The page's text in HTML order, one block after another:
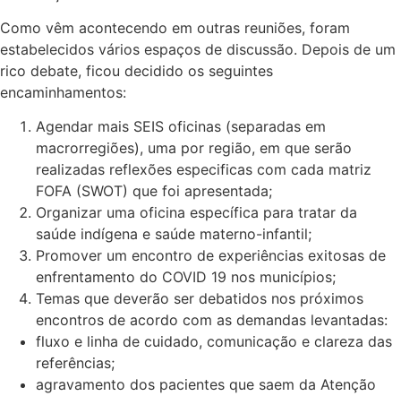
Como vêm acontecendo em outras reuniões, foram
estabelecidos vários espaços de discussão. Depois de um
rico debate, ficou decidido os seguintes
encaminhamentos:
Agendar mais SEIS oficinas (separadas em
macrorregiões), uma por região, em que serão
realizadas reflexões especificas com cada matriz
FOFA (SWOT) que foi apresentada;
Organizar uma oficina específica para tratar da
saúde indígena e saúde materno-infantil;
Promover um encontro de experiências exitosas de
enfrentamento do COVID 19 nos municípios;
Temas que deverão ser debatidos nos próximos
encontros de acordo com as demandas levantadas:
fluxo e linha de cuidado, comunicação e clareza das
referências;
agravamento dos pacientes que saem da Atenção